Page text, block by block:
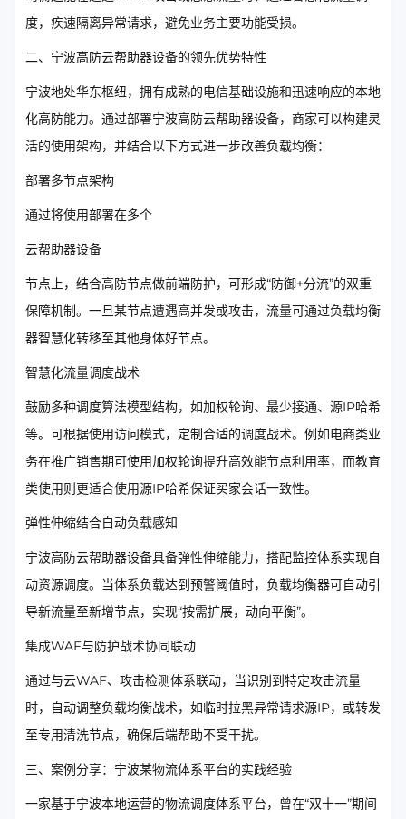
度，疾速隔离异常请求，避免业务主要功能受损。
二、宁波高防云帮助器设备的领先优势特性
宁波地处华东枢纽，拥有成熟的电信基础设施和迅速响应的本地
化高防能力。通过部署宁波高防云帮助器设备，商家可以构建灵
活的使用架构，并结合以下方式进一步改善负载均衡：
部署多节点架构
通过将使用部署在多个
云帮助器设备
节点上，结合高防节点做前端防护，可形成“防御+分流”的双重
保障机制。一旦某节点遭遇高并发或攻击，流量可通过负载均衡
器智慧化转移至其他身体好节点。
智慧化流量调度战术
鼓励多种调度算法模型结构，如加权轮询、最少接通、源IP哈希
等。可根据使用访问模式，定制合适的调度战术。例如电商类业
务在推广销售期可使用加权轮询提升高效能节点利用率，而教育
类使用则更适合使用源IP哈希保证买家会话一致性。
弹性伸缩结合自动负载感知
宁波高防云帮助器设备具备弹性伸缩能力，搭配监控体系实现自
动资源调度。当体系负载达到预警阈值时，负载均衡器可自动引
导新流量至新增节点，实现“按需扩展，动向平衡”。
集成WAF与防护战术协同联动
通过与云WAF、攻击检测体系联动，当识别到特定攻击流量
时，自动调整负载均衡战术，如临时拉黑异常请求源IP，或转发
至专用清洗节点，确保后端帮助不受干扰。
三、案例分享：宁波某物流体系平台的实践经验
一家基于宁波本地运营的物流调度体系平台，曾在“双十一”期间